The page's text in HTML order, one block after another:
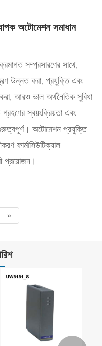
অটোমেশন সমাধান
সম্প্রসারণের সাথে,
উন্নত করা, প্রযুক্তি এবং
করা, আরও ভাল অর্থনৈতিক সুবিধা
গ্রহণের স্বয়ংক্রিয়তা এবং
গুরুত্বপূর্ণ। অটোমেশন প্রযুক্তি
ফার্মাসিউটিক্যাল
প্রয়োজন।
»